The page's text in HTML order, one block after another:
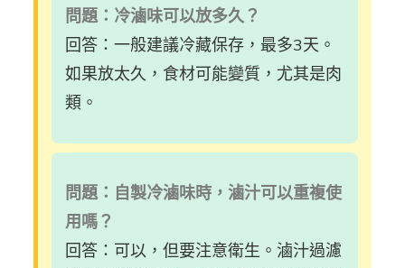
問題：冷滷味可以放多久？
回答：一般建議冷藏保存，最多3天。
如果放太久，食材可能變質，尤其是肉
類。
問題：自製冷滷味時，滷汁可以重複使
用嗎？
回答：可以，但要注意衛生。滷汁過濾